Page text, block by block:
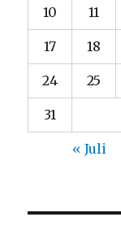
10 11
17 18
24 25
31
« Juli